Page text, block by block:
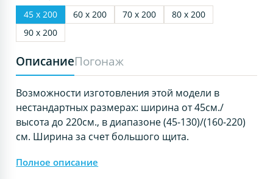
45 х 200 60 х 200 70 х 200
80 х 200
90 х 200
ОписаниеПогонаж
Возможности изготовления этой модели в
нестандартных размерах: ширина от 45см./
высота до 220см., в диапазоне (45-130)/(160-220)
см. Ширина за счет большого щита.
Полное описание